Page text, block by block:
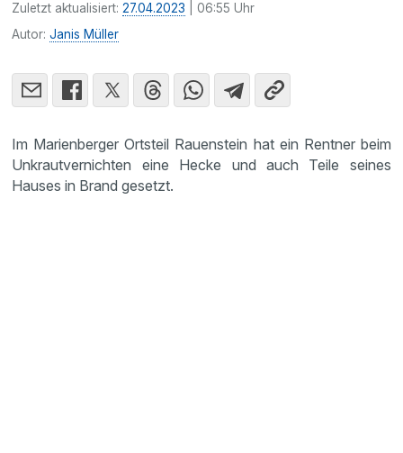
Zuletzt aktualisiert:27.04.2023 | 06:55 Uhr
Autor:Janis Müller
Im Marienberger Ortsteil Rauenstein hat ein Rentner beim
Unkrautvernichten eine Hecke und auch Teile seines
Hauses in Brand gesetzt.